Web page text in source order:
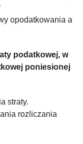
opodatkowania a
podatkowej, w
poniesionej
straty.
rozliczania